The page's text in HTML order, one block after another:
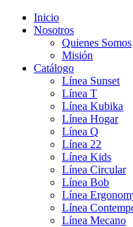
Inicio
Nosotros
Quienes Somos
Misión
Catálogo
Línea Sunset
Línea T
Línea Kubika
Línea Hogar
Línea Q
Línea 22
Línea Kids
Línea Circular
Línea Bob
Línea
Línea
Línea Mecano